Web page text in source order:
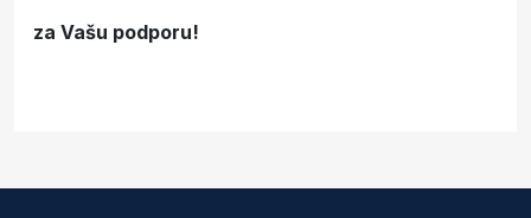
za Vašu podporu!